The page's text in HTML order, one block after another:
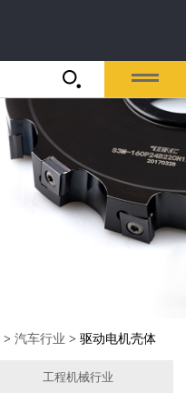
>汽车行业 > 驱动电机壳体
工程机械行业